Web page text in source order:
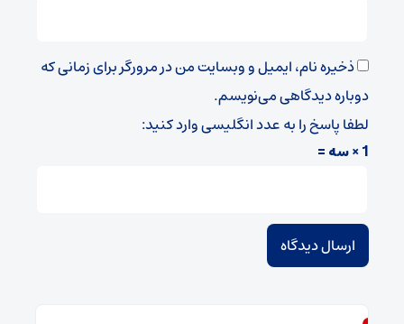
ذخیره نام، ایمیل و وبسایت من در مرورگر برای زمانی که
دوباره دیدگاهی می‌نویسم.
لطفا پاسخ را به عدد انگلیسی وارد کنید:
1 × سه =